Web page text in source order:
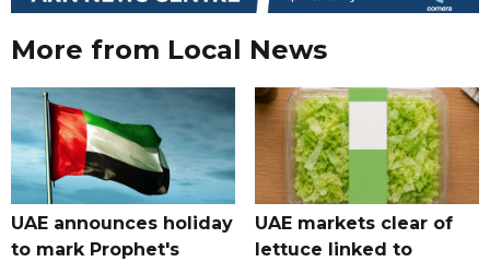
More from Local News
UAE announces holiday
to mark Prophet's
UAE markets clear of
lettuce linked to